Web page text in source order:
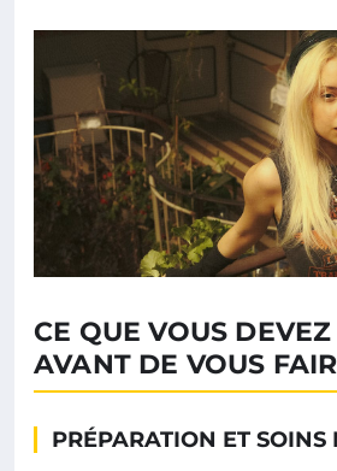
CE QUE VOUS
AVANT DE VOUS
PRÉPARATION ET SOINS